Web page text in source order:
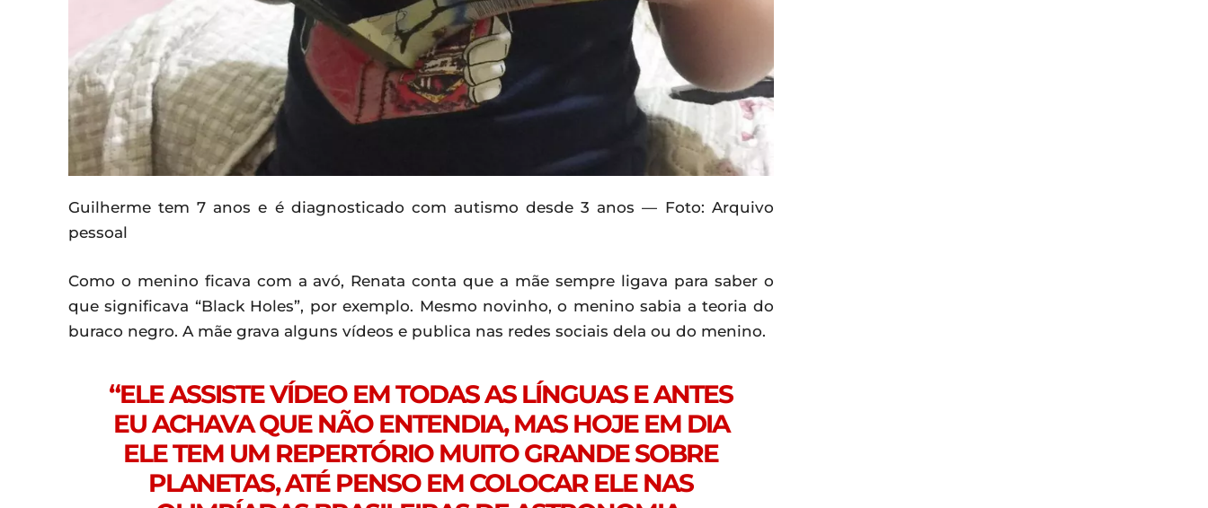
Guilherme tem 7 anos e é diagnosticado com autismo desde 3 anos — Foto: Arquivo
pessoal
Como o menino ficava com a avó, Renata conta que a mãe sempre ligava para saber o
que significava “Black Holes”, por exemplo. Mesmo novinho, o menino sabia a teoria do
buraco negro. A mãe grava alguns vídeos e publica nas redes sociais dela ou do menino.
“ELE ASSISTE VÍDEO EM TODAS AS LÍNGUAS E ANTES
EU ACHAVA QUE NÃO ENTENDIA, MAS HOJE EM DIA
ELE TEM UM REPERTÓRIO MUITO GRANDE SOBRE
PLANETAS, ATÉ PENSO EM COLOCAR ELE NAS